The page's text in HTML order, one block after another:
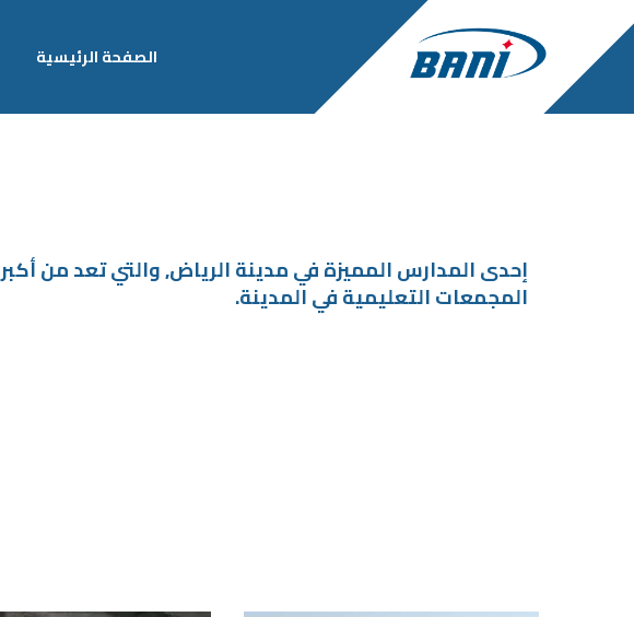
الصفحة الرئيسية
إحدى المدارس المميزة في مدينة الرياض, والتي تعد من أكبر
المجمعات التعليمية في المدينة.